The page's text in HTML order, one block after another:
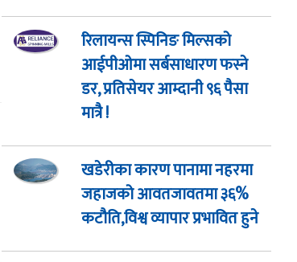
रिलायन्स स्पिनिङ मिल्सको
आईपीओमा सर्बसाधारण फस्ने
डर, प्रतिसेयर आम्दानी ९६ पैसा
मात्रै !
खडेरीका कारण पानामा नहरमा
जहाजको आवतजावतमा ३६%
कटौति,विश्व व्यापार प्रभावित हुने